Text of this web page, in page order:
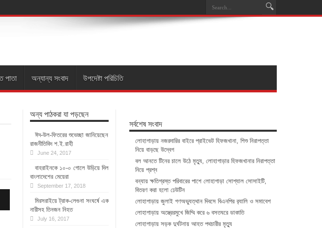
পাতা অন্যান্য সংবাদ উপদেষ্টা পরিচিতি
অন্য পাঠকরা যা পড়ছেন
ঈদ-উল-ফিতরের শুভেচ্ছা জানিয়েছেন
রাজনীতিবিদ শ.ই.রাহী
June 24, 2017
বাহরাইনকে ১০-০ গোলে উড়িয়ে দিল
বাংলাদেশের মেয়েরা
September 17, 2018
মিরসরাইয়ে ট্রাক-লেগুনা সংঘর্ষে এক
নারীসহ তিনজন নিহত
July 16, 2017
সর্বশেষ সংবাদ
লোহাগাড়ায় নজরদারির বাইরে প্রাইভেট হিফজখানা, শিশু নিরাপত্তা
নিয়ে বাড়ছে উদ্বেগ
বল আনতে টিনের চালে উঠে মৃত্যু, লোহাগাড়ার হিফজখানার নিরাপত্তা
নিয়ে প্রশ্ন
বন্যায় ক্ষতিগ্রস্ত পরিবারের পাশে লোহাগাড়া সোশ্যাল সোসাইটি,
বিতরণ করা হলো ঢেউটিন
লোহাগাড়ায় জুলাই গণঅভ্যুত্থান দিবসে বিএনপির র‌্যালি ও সমাবেশ
লোহাগাড়ায় অস্ত্রেরমুখে জিম্মি করে ৬ বসতঘরে ডাকাতি
লোহাগাড়ায় সড়ক দুর্ঘটনায় আহত পথচারীর মৃত্যু